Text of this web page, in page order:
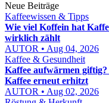
Neue Beiträge
Kaffeewissen & Tipps
Wie viel Koffein hat
wirklich zählt
AUTOR • Aug 04, 2026
Kaffee & Gesundheit
Kaffee aufwärmen
Kaffee erneut erhitzt
AUTOR • Aug 02, 2026